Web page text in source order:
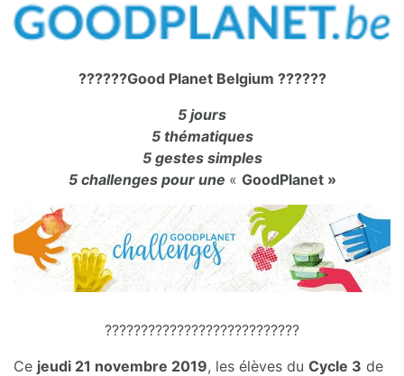
??????Good Planet Belgium ??????
5 jours
5 thématiques
5 gestes simples
5 challenges pour une « GoodPlanet »
???????????????????????????
Ce jeudi 21 novembre 2019, les élèves du Cycle 3 de